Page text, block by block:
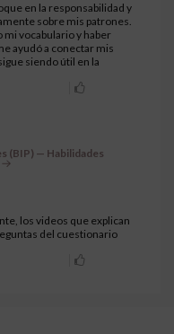
en la responsabilidad y
sobre mis patrones.
mi vocabulario y haber
ayudó a conectar mis
siendo útil en la
(BIP) — Habilidades
los videos que explican
del cuestionario